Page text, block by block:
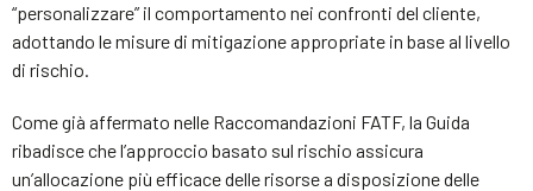
“personalizzare” il comportamento nei confronti del cliente,
adottando le misure di mitigazione appropriate in base al livello
di rischio.
Come già affermato nelle Raccomandazioni FATF, la Guida
ribadisce che l’approccio basato sul rischio assicura
un’allocazione più efficace delle risorse a disposizione delle